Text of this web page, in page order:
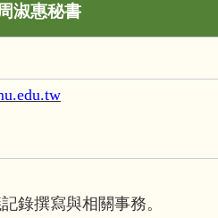
淑惠秘書
錄撰寫與相關事務。